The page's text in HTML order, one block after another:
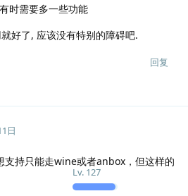
时需要多一些功能
好了, 应该没有特别的障碍吧.
回复
Lv. 127
日
持只能走wine或者anbox，但这样的